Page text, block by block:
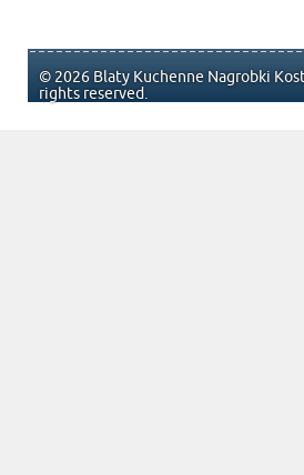
© 2026 Blaty Kuchenne Nagrobki
rights reserved.